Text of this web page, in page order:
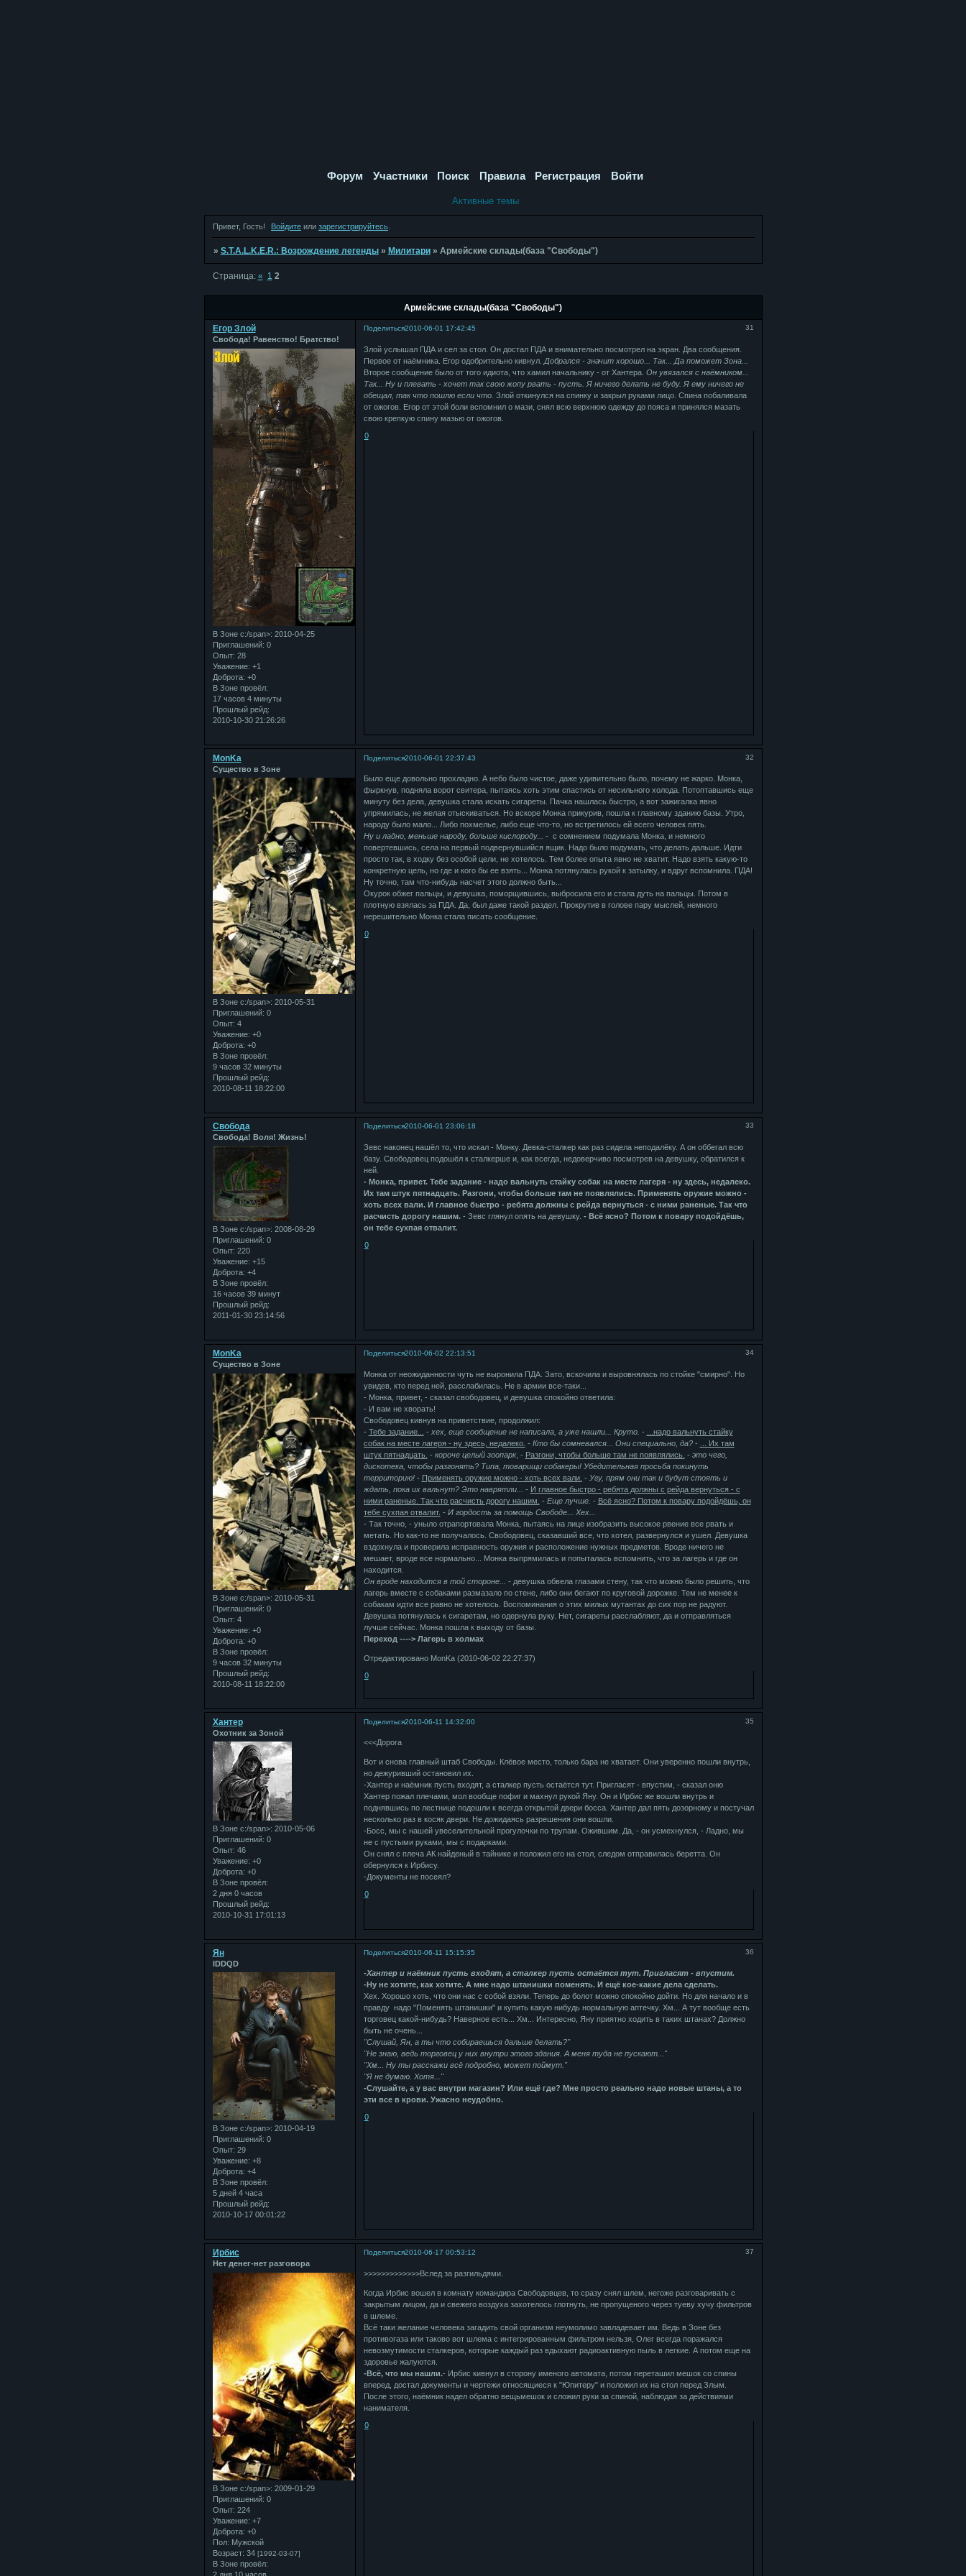
Форум Участники Поиск Правила Регистрация Войти
Активные темы
Привет, Гость! Войдите или зарегистрируйтесь
» S.T.A.L.K.E.R.: Возрождение легенды » Милитари » Армейские склады(база "Свободы")
Армейские склады(база "Свободы")
Страница: « 1 2
Поделиться 31
2010-06-01 17:42:45
Егор Злой
Свобода! Равенство! Братство!
В Зоне с:/span>: 2010-04-25
Приглашений: 0
Опыт: 28
Уважение: +1
Доброта: +0
В Зоне провёл:
17 часов 4 минуты
Прошлый рейд:
2010-10-30 21:26:26
Злой услышал ПДА и сел за стол. Он достал ПДА и внимательно посмотрел на экран. Два сообщения.
Первое от наёмника. Егор одобрительно кивнул. Добрался - значит хорошо... Так... Да поможет Зона...
Второе сообщение было от того идиота, что хамил начальнику - от Хантера. Он увязался с наёмником...
Так... Ну и плевать - хочет так свою жопу рвать - пусть. Я ничего делать не буду. Я ему ничего не
обещал, так что пошлю если что. Злой откинулся на спинку и закрыл руками лицо. Спина побаливала
от ожогов. Егор от этой боли вспомнил о мази, снял всю верхнюю одежду до пояса и принялся мазать
свою крепкую спину мазью от ожогов.
0
Поделиться 32
2010-06-01 22:37:43
MonKa
Существо в Зоне
В Зоне с:/span>: 2010-05-31
Приглашений: 0
Опыт: 4
Уважение: +0
Доброта: +0
В Зоне провёл:
9 часов 32 минуты
Прошлый рейд:
2010-08-11 18:22:00
Было еще довольно прохладно. А небо было чистое, даже удивительно было, почему не жарко. Монка,
фыркнув, подняла ворот свитера, пытаясь хоть этим спастись от несильного холода. Потоптавшись еще
минуту без дела, девушка стала искать сигареты. Пачка нашлась быстро, а вот зажигалка явно
упрямилась, не желая отыскиваться. Но вскоре Монка прикурив, пошла к главному зданию базы. Утро,
народу было мало... Либо похмелье, либо еще что-то, но встретилось ей всего человек пять.
Ну и ладно, меньше народу, больше кислороду...
- с сомнением подумала Монка, и немного
повертевшись, села на первый подвернувшийся ящик. Надо было подумать, что делать дальше. Идти
просто так, в ходку без особой цели, не хотелось. Тем более опыта явно не хватит. Надо взять какую-то
конкретную цель, но где и кого бы ее взять... Монка потянулась рукой к затылку, и вдруг вспомнила. ПДА!
Ну точно, там что-нибудь насчет этого должно быть...
Окурок обжег пальцы, и девушка, поморщившись, выбросила его и стала дуть на пальцы. Потом в
плотную взялась за ПДА. Да, был даже такой раздел. Прокрутив в голове пару мыслей, немного
нерешительно Монка стала писать сообщение.
0
Поделиться 33
2010-06-01 23:06:18
Свобода
Свобода! Воля! Жизнь!
В Зоне с:/span>: 2008-08-29
Приглашений: 0
Опыт: 220
Уважение: +15
Доброта: +4
В Зоне провёл:
16 часов 39 минут
Прошлый рейд:
2011-01-30 23:14:56
Зевс наконец нашёл то, что искал - Монку. Девка-сталкер как раз сидела неподалёку. А он оббегал всю
базу. Свободовец подошёл к сталкерше и, как всегда, недоверчиво посмотрев на девушку, обратился к
ней.
- Монка, привет. Тебе задание - надо вальнуть стайку собак на месте лагеря - ну здесь, недалеко.
Их там штук пятнадцать. Разгони, чтобы больше там не появлялись. Применять оружие можно -
хоть всех вали. И главное быстро - ребята должны с рейда вернуться - с ними раненые. Так что
расчисть дорогу нашим.- Зевс глянул опять на девушку. - Всё ясно? Потом к повару подойдёшь,
он тебе сухпая отвалит.
0
Поделиться 34
2010-06-02 22:13:51
MonKa
Существо в Зоне
В Зоне с:/span>: 2010-05-31
Приглашений: 0
Опыт: 4
Уважение: +0
Доброта: +0
В Зоне провёл:
9 часов 32 минуты
Прошлый рейд:
2010-08-11 18:22:00
Монка от неожиданности чуть не выронила ПДА. Зато, вскочила и выровнялась по стойке "смирно". Но
увидев, кто перед ней, расслабилась. Не в армии все-таки...
- Монка, привет, - сказал свободовец, и девушка спокойно ответила:
- И вам не хворать!
Свободовец кивнув на приветствие, продолжил:
- Тебе задание... - хех, еще сообщение не написала, а уже нашли... Круто. -
...надо вальнуть стайку
собак на месте лагеря - ну здесь, недалеко. - Кто бы сомневался... Они специально, да?-
... Их там
штук пятнадцать. - короче целый зоопарк, - Разгони, чтобы больше там не появлялись. - это чего,
дискотека, чтобы разгонять? Типа, товарищи собакеры! Убедительная просьба покинуть
территорию!- Применять оружие можно - хоть всех вали. - Угу, прям они так и будут стоять и
ждать, пока их вальнут? Это наврятли...
- И главное быстро - ребята должны с рейда вернуться - с
ними раненые. Так что расчисть дорогу нашим. - Еще лучше. - Всё ясно? Потом к повару подойдёшь, он
тебе сухпая отвалит. - И гордость за помощь Свободе... Хех...
- Так точно, - уныло отрапортовала Монка, пытаясь на лице изобразить высокое рвение все рвать и
метать. Но как-то не получалось. Свободовец, сказавший все, что хотел, развернулся и ушел. Девушка
вздохнула и проверила исправность оружия и расположение нужных предметов. Вроде ничего не
мешает, вроде все нормально... Монка выпрямилась и попыталась вспомнить, что за лагерь и где он
находится.
Он вроде находится в той стороне...
- девушка обвела глазами стену, так что можно было решить, что
лагерь вместе с собаками размазало по стене, либо они бегают по круговой дорожке. Тем не менее к
собакам идти все равно не хотелось. Воспоминания о этих милых мутантах до сих пор не радуют.
Девушка потянулась к сигаретам, но одернула руку. Нет, сигареты расслабляют, да и отправляться
лучше сейчас. Монка пошла к выходу от базы.
Переход ----> Лагерь в холмах
Отредактировано MonKa (2010-06-02 22:27:37)
0
Поделиться 35
2010-06-11 14:32:00
Хантер
Охотник за Зоной
В Зоне с:/span>: 2010-05-06
Приглашений: 0
Опыт: 46
Уважение: +0
Доброта: +0
В Зоне провёл:
2 дня 0 часов
Прошлый рейд:
2010-10-31 17:01:13
<<<Дорога
Вот и снова главный штаб Свободы. Клёвое место, только бара не хватает. Они уверенно пошли внутрь,
но дежуривший остановил их.
-Хантер и наёмник пусть входят, а сталкер пусть остаётся тут. Пригласят - впустим, - сказал оню
Хантер пожал плечами, мол вообще пофиг и махнул рукой Яну. Он и Ирбис же вошли внутрь и
поднявшись по лестнице подошли к всегда открытой двери босса. Хантер дал пять дозорному и постучал
несколько раз в косяк двери. Не дожидаясь разрешения они вошли.
-Босс, мы с нашей увеселительной прогулочки по трупам. Ожившим. Да, - он усмехнулся, - Ладно, мы
не с пустыми руками, мы с подарками.
Он снял с плеча АК найденый в тайнике и положил его на стол, следом отправилась беретта. Он
обернулся к Ирбису.
-Документы не посеял?
0
Поделиться 36
2010-06-11 15:15:35
Ян
IDDQD
В Зоне с:/span>: 2010-04-19
Приглашений: 0
Опыт: 29
Уважение: +8
Доброта: +4
В Зоне провёл:
5 дней 4 часа
Прошлый рейд:
2010-10-17 00:01:22
-Хантер и наёмник пусть входят, а сталкер пусть остаётся тут. Пригласят - впустим.
-Ну не хотите, как хотите. А мне надо штанишки поменять. И ещё кое-какие дела сделать.
Хех. Хорошо хоть, что они нас с собой взяли. Теперь до болот можно спокойно дойти. Но для начало и в
правду надо "Поменять штанишки" и купить какую нибудь нормальную аптечку. Хм... А тут вообще есть
торговец какой-нибудь? Наверное есть... Хм... Интересно, Яну приятно ходить в таких штанах? Должно
быть не очень...
"Слушай, Ян, а ты что собираешься дальше делать?"
"Не знаю, ведь торговец у них внутри этого здания. А меня туда не пускают..."
"Хм... Ну ты расскажи всё подробно, может поймут."
"Я не думаю. Хотя..."
-Слушайте, а у вас внутри магазин? Или ещё где? Мне просто реально надо новые штаны, а то
эти все в крови. Ужасно неудобно.
0
Поделиться 37
2010-06-17 00:53:12
Ирбис
Нет денег-нет разговора
В Зоне с:/span>: 2009-01-29
Приглашений: 0
Опыт: 224
Уважение: +7
Доброта: +0
Пол: Мужской
Возраст: 34 [1992-03-07]
В Зоне провёл:
2 дня 10 часов
>>>>>>>>>>>>>Вслед за разгильдями.
Когда Ирбис вошел в комнату командира Свободовцев, то сразу снял шлем, негоже разговаривать с
закрытым лицом, да и свежего воздуха захотелось глотнуть, не пропущеного через туеву хучу фильтров
в шлеме.
Всё таки желание человека загадить свой организм неумолимо завладевает им. Ведь в Зоне без
противогаза или таково вот шлема с интегрированным фильтром нельзя, Олег всегда поражался
невозмутимости сталкеров, которые каждый раз вдыхают радиоактивную пыль в легкие. А потом еще на
здоровье жалуются.
-Всё, что мы нашли.- Ирбис кивнул в сторону именого автомата, потом переташил мешок со спины
вперед, достал документы и чертежи относящиеся к "Юпитеру" и положил их на стол перед Злым.
После этого, наёмник надел обратно вещьмешок и сложил руки за спиной, наблюдая за действиями
нанимателя.
0